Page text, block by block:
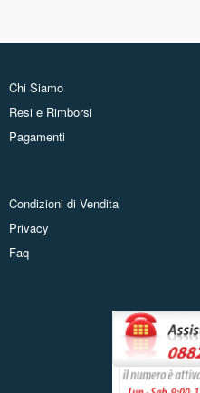
Chi Siamo
Resi e Rimborsi
Pagamenti
Condizioni di Vendita
Privacy
Faq